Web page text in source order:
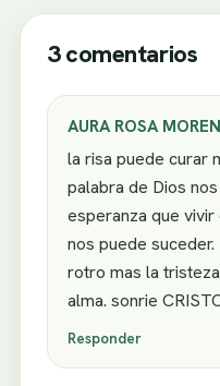
3 comentarios
AURA ROSA
la risa puede curar
palabra de Dios
esperanza que
nos puede
rotro mas la
alma. sonrie
Responder